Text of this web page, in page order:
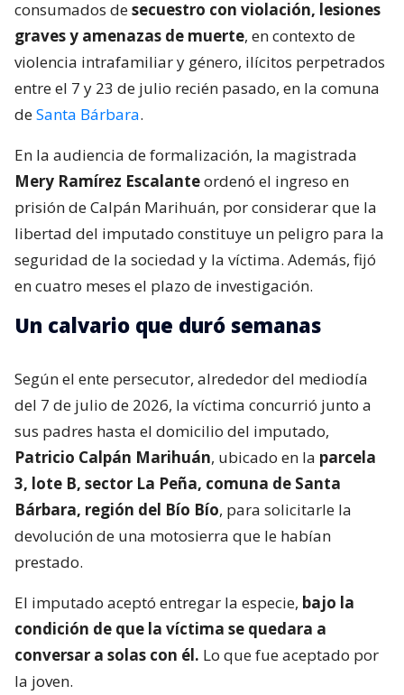
consumados desecuestro con violación, lesiones
graves y amenazas de muerte, en contexto de
violencia intrafamiliar y género, ilícitos perpetrados
entre el 7 y 23 de julio recién pasado, en la comuna
deSanta Bárbara.
En la audiencia de formalización, la magistrada
Mery Ramírez Escalanteordenó el ingreso en
prisión de Calpán Marihuán, por considerar que la
libertad del imputado constituye un peligro para la
seguridad de la sociedad y la víctima. Además, fijó
en cuatro meses el plazo de investigación.
Un calvario que duró semanas
Según el ente persecutor, alrededor del mediodía
del 7 de julio de 2026, la víctima concurrió junto a
sus padres hasta el domicilio del imputado,
Patricio Calpán Marihuán, ubicado en la parcela
3, lote B, sector La Peña, comuna de Santa
Bárbara, región del Bío Bío, para solicitarle la
devolución de una motosierra que le habían
prestado.
El imputado aceptó entregar la especie, bajo la
condición de que la víctima se quedara a
conversar a solas con él. Lo que fue aceptado por
la joven.